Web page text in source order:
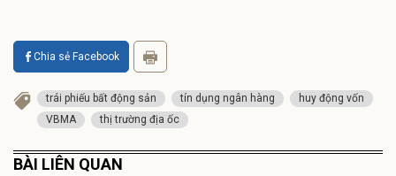
Chia sẻ Facebook
trái phiếu bất động sản tín dụng ngân hàng
huy động vốn
VBMA
thị trường địa ốc
BÀI LIÊN QUAN